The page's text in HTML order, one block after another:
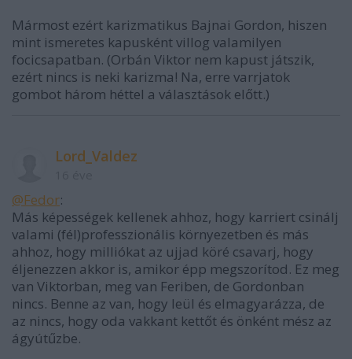
Mármost ezért karizmatikus Bajnai Gordon, hiszen
mint ismeretes kapusként villog valamilyen
focicsapatban. (Orbán Viktor nem kapust játszik,
ezért nincs is neki karizma! Na, erre varrjatok
gombot három héttel a választások előtt.)
Lord_Valdez
@Fedor:
Más képességek kellenek ahhoz, hogy karriert csinálj
valami (fél)professzionális környezetben és más
ahhoz, hogy milliókat az ujjad köré csavarj, hogy
éljenezzen akkor is, amikor épp megszorítod. Ez meg
van Viktorban, meg van Feriben, de Gordonban
nincs. Benne az van, hogy leül és elmagyarázza, de
az nincs, hogy oda vakkant kettőt és önként mész az
ágyútűzbe.